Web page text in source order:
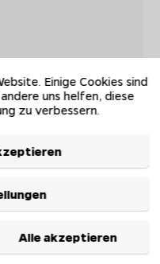
Einige Cookies sind
uns helfen, diese
zu verbessern.
Alle akzeptieren